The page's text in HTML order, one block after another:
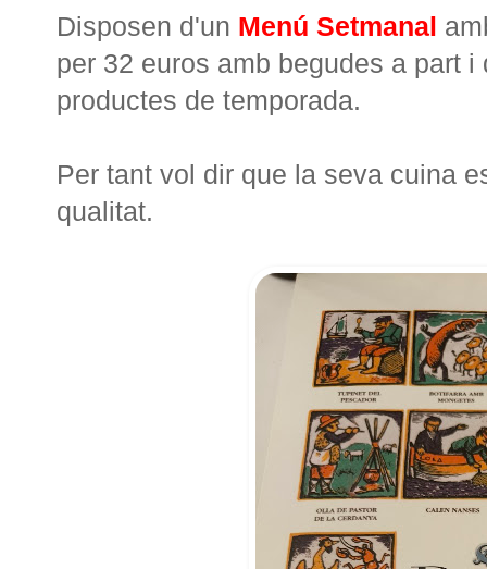
Disposen d'un Menú Setmanal
per 32 euros amb begudes a part
productes de temporada.
Per tant vol dir que la seva cuina
qualitat.